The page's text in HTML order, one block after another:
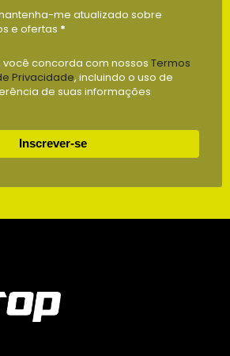
me atualizado sobre
e ofertas *
você concorda com nossos Termos
Privacidade, incluindo o uso de
de suas informações
Inscrever-se